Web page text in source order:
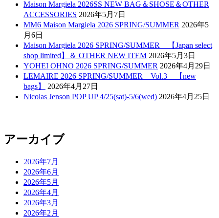
Maison Margiela 2026SS NEW BAG＆SHOSE＆OTHER
ACCESSORIES 2026年5月7日
MM6 Maison Margiela 2026 SPRING/SUMMER 2026年5
月6日
Maison Margiela 2026 SPRING/SUMMER 【Japan select
shop limited】＆ OTHER NEW ITEM 2026年5月3日
YOHEI OHNO 2026 SPRING/SUMMER 2026年4月29日
LEMAIRE 2026 SPRING/SUMMER Vol.3 【new
bags】
2026年4月27日
Nicolas Jenson POP UP 4/25(sat)-5/6(wed) 2026年4月25日
アーカイブ
2026年7月
2026年6月
2026年5月
2026年4月
2026年3月
2026年2月